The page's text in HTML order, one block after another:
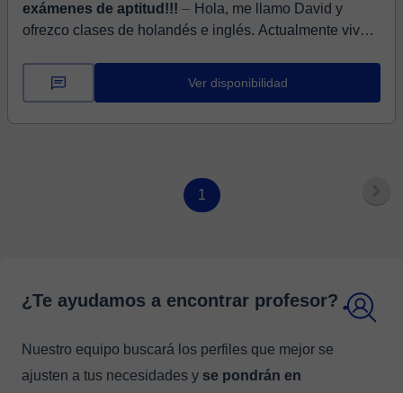
exámenes de aptitud!!! ⏤ Hola, me llamo David y
ofrezco clases de holandés e inglés. Actualmente vivo
Hablo holandés, in...
Ver disponibilidad
1
¿Te ayudamos a encontrar profesor?
Nuestro equipo buscará los perfiles que mejor se
ajusten a tus necesidades y se pondrán en